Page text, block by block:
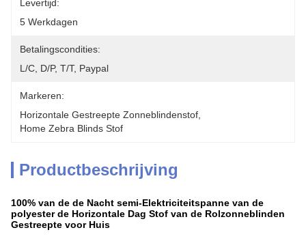
Levertijd:
5 Werkdagen
Betalingscondities:
L/C, D/P, T/T, Paypal
Markeren:
Horizontale Gestreepte Zonneblindenstof
Home Zebra Blinds Stof
Productbeschrijving
100% van de de Nacht semi-Elektriciteitspanne van de
polyester de Horizontale Dag Stof van de Rolzonneblinden
Gestreepte voor Huis